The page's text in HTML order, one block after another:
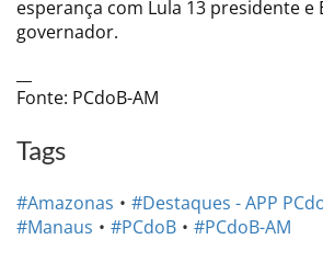
esperança com Lula 13 presidente e
governador.
Fonte: PCdoB-AM
Tags
#Amazonas #Destaques - APP
#Manaus
#PCdoB #PCdoB-AM